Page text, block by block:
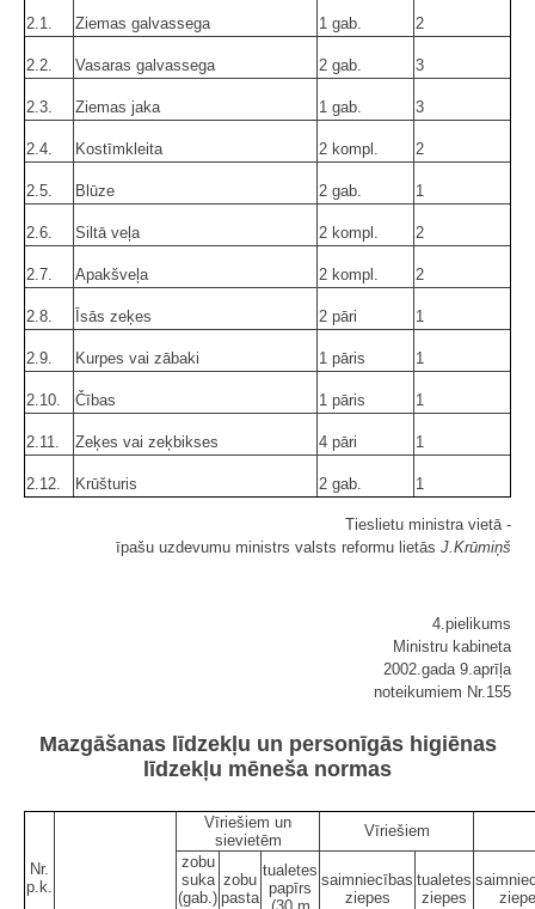
2.1. Ziemas galvassega 1 gab. 2
2.2. Vasaras galvassega 2 gab. 3
2.3. Ziemas jaka 1 gab. 3
2.4. Kostīmkleita 2 kompl. 2
2.5. Blūze 2 gab. 1
2.6. Siltā veļa 2 kompl. 2
2.7. Apakšveļa 2 kompl. 2
2.8. Īsās zeķes 2 pāri 1
2.9. Kurpes vai zābaki 1 pāris 1
2.10. Čības 1 pāris 1
2.11. Zeķes vai zeķbikses 4 pāri 1
2.12. Krūšturis 2 gab. 1
Tieslietu ministra vietā -
īpašu uzdevumu ministrs valsts reformu lietās J.Krūmiņš
4.pielikums
Ministru kabineta
2002.gada 9.aprīļa
noteikumiem Nr.155
Mazgāšanas līdzekļu un personīgās higiēnas
līdzekļu mēneša normas
Nr.
p.k.
Vīriešiem un
sievietēm
Vīriešiem
zobu
suka
(gab.)
zobu
pasta
tualetes
papīrs
(30 m
saimniecības
ziepes
tualetes
ziepes